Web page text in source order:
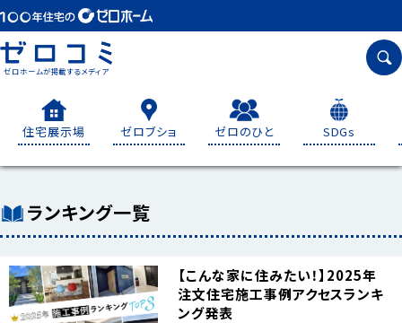
ゼロホームが掲載するメディア
住宅展示場 ゼロブショ ゼロのひと SDGs
ランキング一覧
【こんな家に住みたい！】2025年
注文住宅施工事例アクセスランキ
ング発表